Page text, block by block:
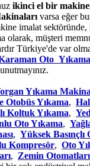
ikinci el bir
varsa eğer
imalat sektöründe,
olarak, müşteri
Türkiye'de var
Oto
Yıkama
Otobüs Yıkama,
Koltuk Yıkama,
Oto Yıkama,
, Yüksek Basınçlı
Kompresör, Oto
, Zemin Otomatları